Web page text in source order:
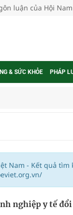
luận của Hội Nam
& SỨC KHỎE PHÁP
(Panax Spp.):
Nam - Kết quả tìm
nghiệp y tế